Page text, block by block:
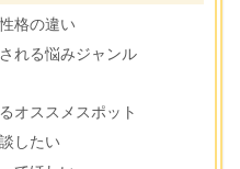
格の違い
れる悩みジャンル
オススメスポット
したい